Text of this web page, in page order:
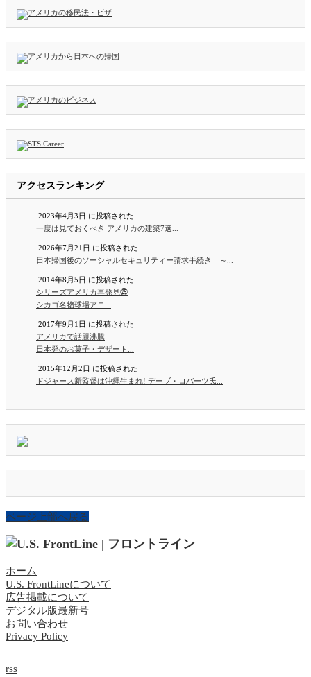
アクセスランキング
2023年4月3日 に投稿された
一度は見ておくべき アメリカの建築7選...
2026年7月21日 に投稿された
日本帰国後のソーシャルセキュリティー請求手続き ～...
2014年8月5日 に投稿された
シリーズアメリカ再発見㉕
シカゴ名物球場アニ...
2017年9月1日 に投稿された
アメリカで話題沸騰
日本発のお菓子・デザート...
2015年12月2日 に投稿された
ドジャース新監督は沖縄生まれ! デーブ・ロバーツ氏...
ページ上部へ戻る
ホーム
U.S. FrontLineについて
広告掲載について
デジタル版最新号
お問い合わせ
Privacy Policy
rss